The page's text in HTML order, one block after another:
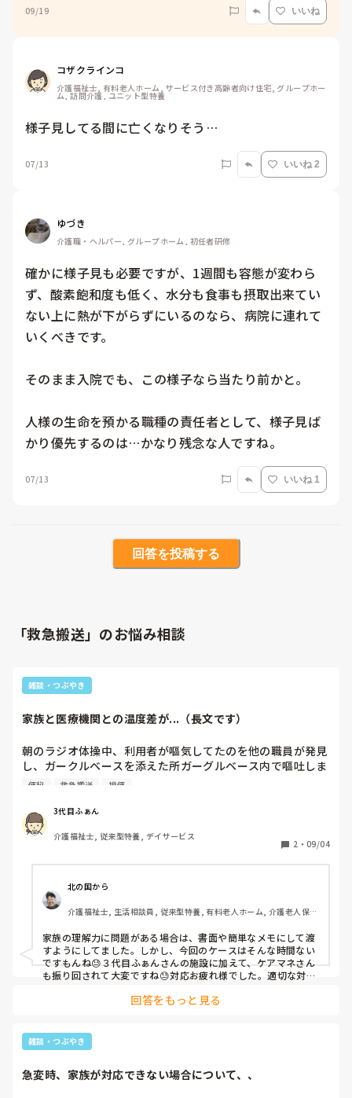
09/19 いいね
コザクラインコ
介護福祉士, 有料老人ホーム, サービス付き高齢者向け住宅, グループホー
ム, 訪問介護, ユニット型特養
様子見してる間に亡くなりそう…
07/13 いいね 2
ゆづき
介護職・ヘルパー, グループホーム, 初任者研修
確かに様子見も必要ですが、1週間も容態が変わら
ず、酸素飽和度も低く、水分も食事も摂取出来てい
ない上に熱が下がらずにいるのなら、病院に連れて
いくべきです。
そのまま入院でも、この様子なら当たり前かと。
人様の生命を預かる職種の責任者として、様子見ば
かり優先するのは…かなり残念な人ですね。
07/13 いいね 1
回答を投稿する
「救急搬送」のお悩み相談
雑談・つぶやき
家族と医療機関との温度差が...（長文です）
朝のラジオ体操中、利用者が嘔気してたのを他の職員が発見
し、ガークルベースを添えた所ガーグルベース内で嘔吐しま
した。吐物は朝に飲んだお茶のみで、朝食らしき物は発見せ
ところ、96〜91%まで下がったのでベッドに横になっても
らい、Nsを呼びました。肺雑音はなかったので、誤嚥性肺炎
の心配はありませんでしたが、腹部緊満、グル音がなかった
家族に連絡して受診した方がいいかも知れないとのこと。そ
の間、意識はハッキリしており、受け答えにも返事がありま
すが、認知症の為、おむつ交換時は暴れていました。その
際、中等量の排便があったのですが、普段から便秘のため、
定期的に坐薬挿入し排便を促してました。前日も排便多量に
出ていたので、その旨Nsに伝え判断を仰いだ結果、中等量排
便があったおかげか少し腹部は柔らかくなったがグル音が聞
こえないとの事で、早めに病院受診した方がいいと判断でし
があり、病院受診勧めたけども、血液検査しかされなかった
より状況を報告しましたが、「今日は土曜日やで、月曜にか
かりつけの医者に行く」と。...ん？話聞きました？と同じフ
し、やっとこさ大きな病院に行く事に。家族は軽トラで来て
便秘 救急搬送 排便
3代目ふぁん
介護福祉士, 従来型特養, デイサービス
2 ・ 09/04
北の国から
介護福祉士, 生活相談員, 従来型特養, 有料老人ホーム, 介護老人保健
リハ, 訪問介護, ユニット型特養, 障害者支援施設, 訪問入浴
家族の理解力に問題がある場合は、書面や簡単なメモにして渡
すようにしてました。しかし、今回のケースはそんな時間ない
ですもんね😓３代目ふぁんさんの施設に加えて、ケアマネさん
も振り回されて大変ですね😓対応お疲れ様でした。適切な対応
回答をもっと見る
雑談・つぶやき
急変時、家族が対応できない場合について、、